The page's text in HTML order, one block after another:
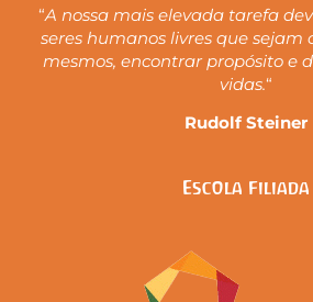
“A nossa mais elevada tarefa
seres humanos livres que sejam
mesmos, encontrar propósito e
vidas.“
Rudolf Steiner
Escola Filiada